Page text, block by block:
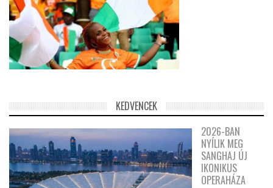
KEDVENCEK
2026-BAN
NYÍLIK MEG
SANGHAJ ÚJ
IKONIKUS
OPERAHÁZA